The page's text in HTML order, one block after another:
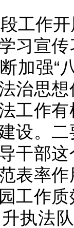
作开
习宣
加强“
治思
工作
设。
干部
表率
工作
执法